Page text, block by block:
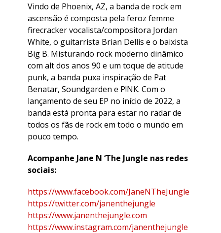
Vindo de Phoenix, AZ, a banda de rock em
ascensão é composta pela feroz femme
firecracker vocalista/compositora Jordan
White, o guitarrista Brian Dellis e o baixista
Big B. Misturando rock moderno dinâmico
com alt dos anos 90 e um toque de atitude
punk, a banda puxa inspiração de Pat
Benatar, Soundgarden e P!NK. Com o
lançamento de seu EP no início de 2022, a
banda está pronta para estar no radar de
todos os fãs de rock em todo o mundo em
pouco tempo.
Acompanhe Jane N ‘The Jungle nas redes
sociais:
https://www.facebook.com/JaneNTheJungle
https://twitter.com/janenthejungle
https://www.janenthejungle.com
https://www.instagram.com/janenthejungle